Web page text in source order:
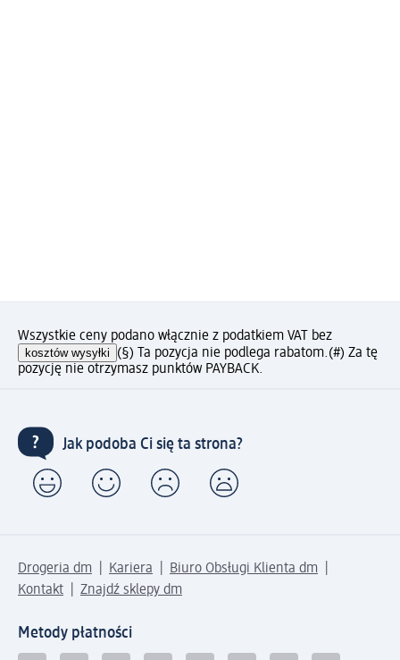
Wszystkie ceny podano włącznie z podatkiem VAT bez
kosztów wysyłki (§) Ta pozycja nie podlega rabatom.(#) Za tę
pozycję nie otrzymasz punktów PAYBACK.
Jak podoba Ci się ta strona?
Drogeria dm Kariera
Biuro Obsługi Klienta dm
Kontakt
Znajdź sklepy dm
Metody płatności